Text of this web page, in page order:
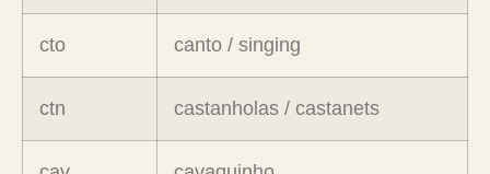
cto canto / singing
ctn castanholas / castanets